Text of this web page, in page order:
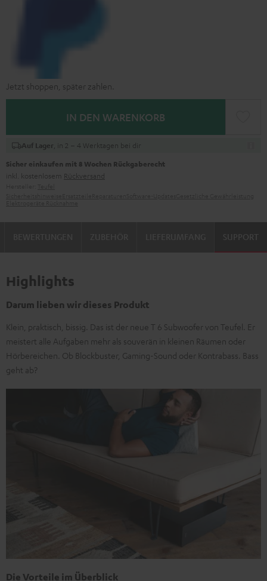
Jetzt shoppen, später zahlen.
IN DEN WARENKORB
Auf Lager , in 2 – 4 Werktagen bei dir
Sicher einkaufen mit 8 Wochen Rückgaberecht
inkl. kostenlosem Rückversand
SUPPORT
Highlights
Darum lieben wir dieses Produkt
Klein, praktisch, bissig. Das ist der neue T 6 Subwoofer von Teufel. Er
meistert alle Aufgaben mehr als souverän in kleinen Räumen oder
Hörbereichen. Ob Blockbuster, Gaming-Sound oder Kontrabass. Bass
geht ab?
Die Vorteile im Überblick